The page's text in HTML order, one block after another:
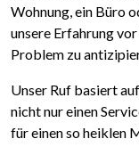
Wohnung, ein Büro
unsere Erfahrung
Problem zu
Unser Ruf basiert
nicht nur einen
für einen so heiklen